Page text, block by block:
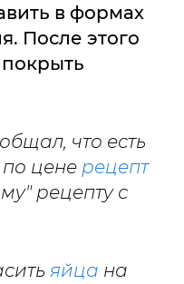
в формах
После этого
что есть
цене рецепт
рецепту с
яйца на